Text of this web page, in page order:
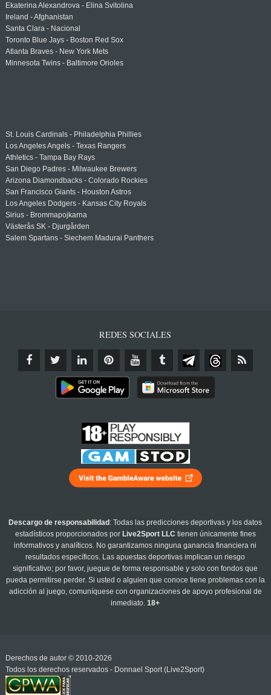
Ekaterina Alexandrova - Elina Svitolina
Ireland - Afghanistan
Santa Clara - Nacional
Toronto Blue Jays - Boston Red Sox
Atlanta Braves - New York Mets
Minnesota Twins - Baltimore Orioles
St. Louis Cardinals - Philadelphia Phillies
Los Angeles Angels - Texas Rangers
Athletics - Tampa Bay Rays
San Diego Padres - Milwaukee Brewers
Arizona Diamondbacks - Colorado Rockies
San Francisco Giants - Houston Astros
Los Angeles Dodgers - Kansas City Royals
Sirius - Brommapojkarna
Västerås SK - Djurgården
Salem Spartans - Siechem Madurai Panthers
REDES SOCIALES
Descargo de responsabilidad : Todas las predicciones deportivas y los datos
estadísticos proporcionados por Live2Sport LLC tienen únicamente fines
informativos y analíticos. No garantizamos ninguna ganancia financiera ni
resultados específicos. Las apuestas deportivas implican un riesgo
significativo; por favor, juegue de forma responsable y solo con fondos que
pueda permitirse perder. Si usted o alguien que conoce tiene problemas con la
adicción al juego, comuníquese con organizaciones de apoyo profesional de
inmediato.18+
Derechos de autor © 2010-2026
Todos los derechos reservados - Donnael Sport (Live2Sport)